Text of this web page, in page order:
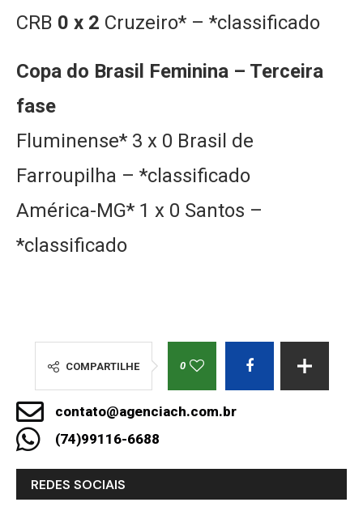
CRB 0 x 2 Cruzeiro* – *classificado
Copa do Brasil Feminina – Terceira
fase
Fluminense* 3 x 0 Brasil de
Farroupilha – *classificado
América-MG* 1 x 0 Santos –
*classificado
COMPARTILHE 0
contato@agenciach.com.br
(74)99116-6688
REDES SOCIAIS